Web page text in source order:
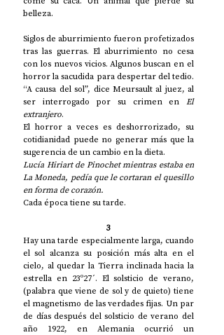
belleza.
Siglos de aburrimiento fueron profetizados
tras las guerras. El aburrimiento no cesa
con los nuevos vicios. Algunos buscan en el
horror la sacudida para despertar del tedio.
“A causa del sol”, dice Meursault al juez, al
ser interrogado por su crimen en El
extranjero.
El horror a veces es deshorrorizado, su
cotidianidad puede no generar más que la
sugerencia de un cambio en la dieta.
Lucía Hiriart de Pinochet mientras estaba en
La Moneda, pedía que le cortaran el quesillo
en forma de corazón.
Cada época tiene su tarde.
3
Hay una tarde especialmente larga, cuando
el sol alcanza su posición más alta en el
cielo, al quedar la Tierra inclinada hacia la
estrella en 23º27´. El solsticio de verano,
(palabra que viene de sol y de quieto) tiene
el magnetismo de las verdades fijas. Un par
de días después del solsticio de verano del
año 1922, en Alemania ocurrió un